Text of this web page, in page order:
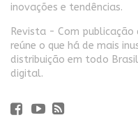
inovações e tendências.
Revista - Com
reúne o que há de mais
distribuição em todo
digital.